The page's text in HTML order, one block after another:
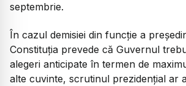
septembrie.
În cazul demisiei din funcție a
Constituția prevede că Guvernul
alegeri anticipate în termen de
alte cuvinte, scrutinul prezidențial ar